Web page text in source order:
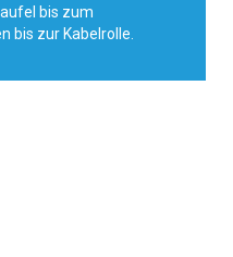
bis zum
bis zur Kabelrolle.